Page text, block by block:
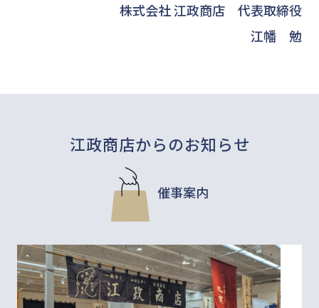
株式会社 江政商店 代表取締役
江幡 勉
江政商店からのお知らせ
催事案内